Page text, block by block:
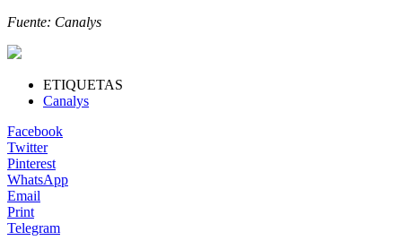
Fuente: Canalys
ETIQUETAS
Canalys
Facebook
Twitter
Pinterest
WhatsApp
Email
Print
Telegram